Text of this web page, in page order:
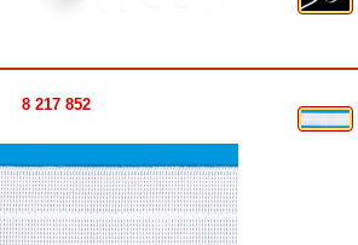
8 217 852